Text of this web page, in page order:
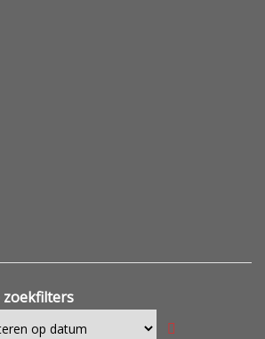
zoekfilters